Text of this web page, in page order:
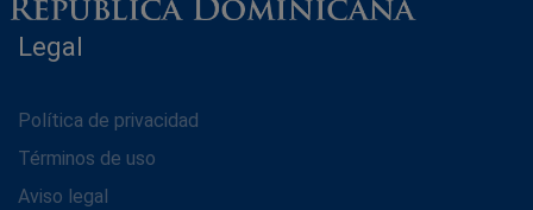
Legal
Política de privacidad
Términos de uso
Aviso legal